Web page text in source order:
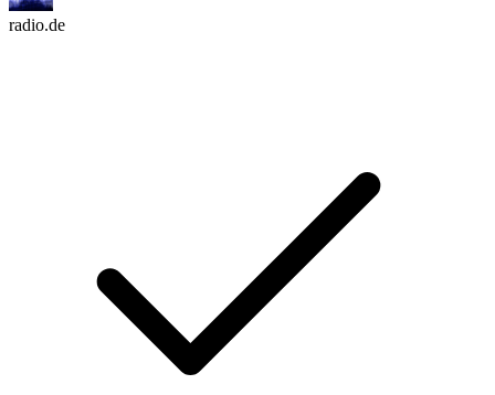
radio.de